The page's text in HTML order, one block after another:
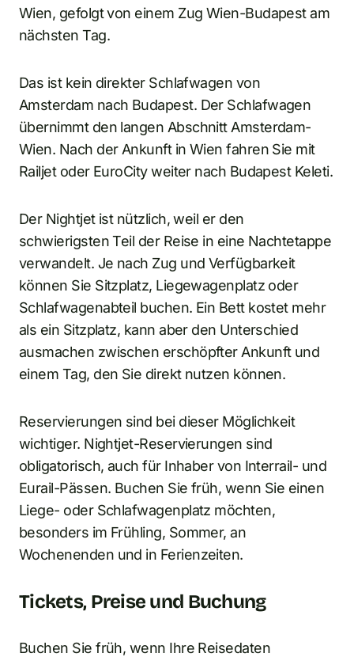
Wien, gefolgt von einem Zug Wien-Budapest am
nächsten Tag.
Das ist kein direkter Schlafwagen von
Amsterdam nach Budapest. Der Schlafwagen
übernimmt den langen Abschnitt Amsterdam-
Wien. Nach der Ankunft in Wien fahren Sie mit
Railjet oder EuroCity weiter nach Budapest Keleti.
Der Nightjet ist nützlich, weil er den
schwierigsten Teil der Reise in eine Nachtetappe
verwandelt. Je nach Zug und Verfügbarkeit
können Sie Sitzplatz, Liegewagenplatz oder
Schlafwagenabteil buchen. Ein Bett kostet mehr
als ein Sitzplatz, kann aber den Unterschied
ausmachen zwischen erschöpfter Ankunft und
einem Tag, den Sie direkt nutzen können.
Reservierungen sind bei dieser Möglichkeit
wichtiger. Nightjet-Reservierungen sind
obligatorisch, auch für Inhaber von Interrail- und
Eurail-Pässen. Buchen Sie früh, wenn Sie einen
Liege- oder Schlafwagenplatz möchten,
besonders im Frühling, Sommer, an
Wochenenden und in Ferienzeiten.
Tickets, Preise und Buchung
Buchen Sie früh, wenn Ihre Reisedaten